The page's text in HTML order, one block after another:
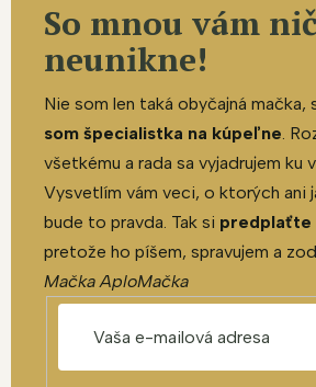
So mnou vám nič
neunikne!
Nie som len taká obyčajná mačka,
som špecialistka na kúpeľne.
všetkému a rada sa vyjadrujem ku
Vysvetlím vám veci, o ktorých ani
bude to pravda. Tak si predplaťte
pretože ho píšem, spravujem a
Mačka AploMačka